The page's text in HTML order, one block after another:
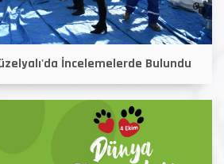
İncelemelerde Bulundu